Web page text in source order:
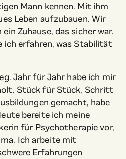
Mann kennen. Mit ihm
Leben aufzubauen. Wir
Zuhause, das sicher war.
erfahren, was Stabilität
Jahr für Jahr habe ich mir
Stück für Stück, Schritt
gemacht, habe
bereite ich meine
für Psychotherapie vor,
Ich arbeite mit
Erfahrungen